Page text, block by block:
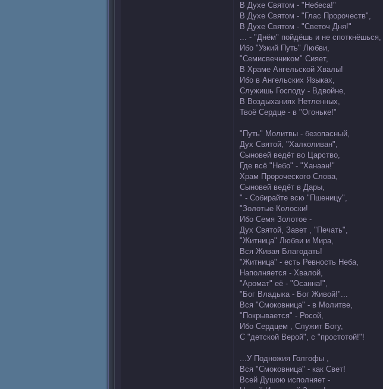
В Духе Святом - "Небеса!"
В Духе Святом - "Глас Пророчеств",
В Духе Святом - "Светоч Дня!"
... - "Днём" пойдёшь и не споткнёшься,
Ибо "Узкий Путь" Любви,
"Семисвечником" Сияет,
В Храме Ангельской Хвалы!
Ибо в Ангельских Языках,
Служишь Господу - Вдвойне,
В Воздыханиях Нетленных,
Твоё Сердце - в "Огоньке!"
"Путь" Молитвы - безопасный,
Дух Святой, "Халколиван",
Сыновей ведёт во Царство,
Где всё "Небо" - "Ханаан!"
Храм Пророческого Слова,
Сыновей ведёт в Дары,
" - Собирайте всю "Пшеницу",
"Золотые Колоски!
Ибо Семя Золотое -
Дух Святой, Завет , "Печать",
"Житница" Любви и Мира,
Вся Живая Благодать!
"Житница" - есть Ревность Неба,
Наполняется - Хвалой,
"Аромат" её - "Осанна!",
"Бог Владыка - Бог Живой!"...
Вся "Смоковница" - в Молитве,
"Покрывается" - Росой,
Ибо Сердцем , Служит Богу,
С "детской Верой", с "простотой!"!
...У Подножия Голгофы ,
Вся "Смоковница" - как Свет!
Всей Душою исполняет -